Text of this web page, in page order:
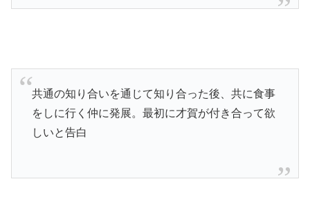
共通の知り合いを通じて知り合った後、共に食事
をしに行く仲に発展。最初に才賀が付き合って欲
しいと告白